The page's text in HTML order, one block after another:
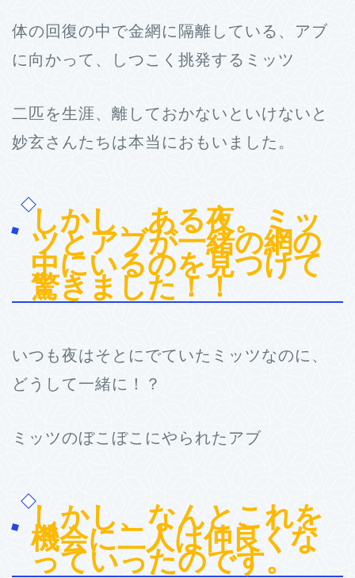
体の回復の中で金網に隔離している、アブ
に向かって、しつこく挑発するミッツ
二匹を生涯、離しておかないといけないと
妙玄さんたちは本当におもいました。
しかし、ある夜。ミッ
ツとアブが一緒の網の
中にいるのを見つけて
驚きました！！
いつも夜はそとにでていたミッツなのに、
どうして一緒に！？
ミッツのぼこぼこにやられたアブ
しかし、なんとこれを
機会に二人は仲良くな
っていったのです。